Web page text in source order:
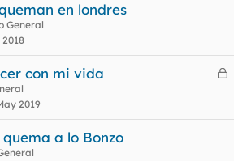
en londres
General
C
r
con mi vida
2019
a lo Bonzo